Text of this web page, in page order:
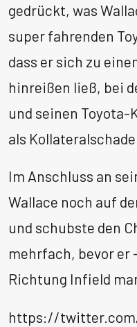
gedrückt, was
super fahrenden
dass er sich zu
hinreißen ließ, bei
und seinen Toyota-
als
Im Anschluss an
Wallace noch auf
und schubste den
mehrfach, bevor er
Richtung Infield
https://twitter.com/